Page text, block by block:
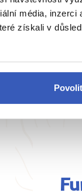
média, inzerci
získali v